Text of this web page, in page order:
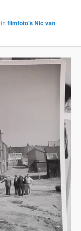
infilmfoto’s Nic van